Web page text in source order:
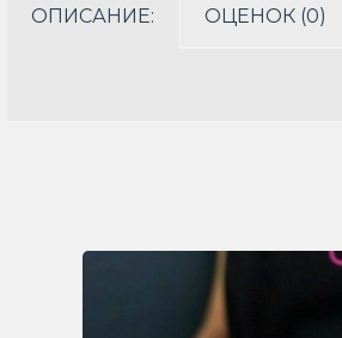
ОПИСАНИЕ: ОЦЕНОК (0)